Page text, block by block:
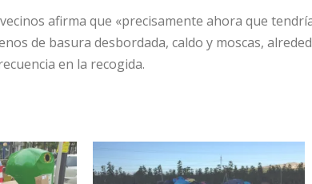
afirma que «precisamente ahora que
de basura desbordada, caldo y moscas,
en la recogida.